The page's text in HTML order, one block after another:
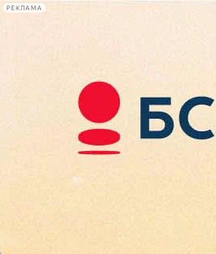
РЕКЛАМА
Сегодня:
2026.08.08
02:56
Афиша Plus